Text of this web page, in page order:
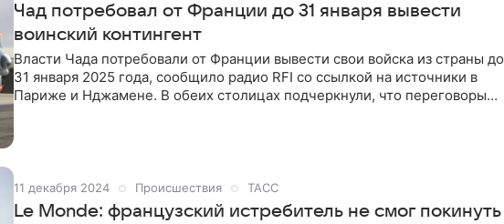
Чад потребовал от Франции до 31 января вывести
воинский контингент
Власти Чада потребовали от Франции вывести свои войска из страны до
31 января 2025 года, сообщило радио RFI со ссылкой на источники в
Париже и Нджамене. В обеих столицах подчеркнули, что переговоры
11 декабря 2024 Происшествия ТАСС
Le Monde: французский истребитель не смог покинуть